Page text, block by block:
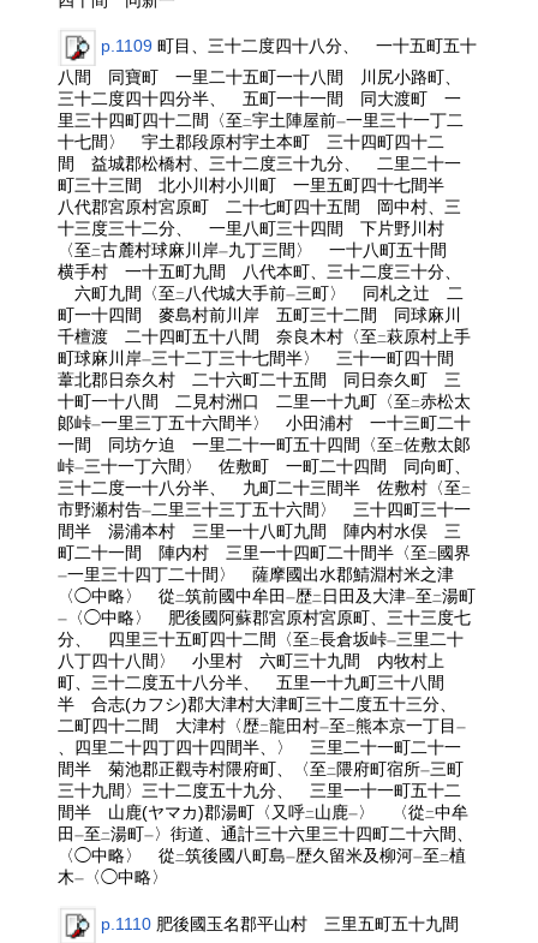
p.1109 町目、三十二度四十八分、 一十五町五十
八間 同寶町 一里二十五町一十八間 川尻小路町、
三十二度四十四分半、 五町一十一間 同大渡町 一
里三十四町四十二間〈至二宇土陣屋前一一里三十一丁二
十七間〉 宇土郡段原村宇土本町 三十四町四十二
間 益城郡松橋村、三十二度三十九分、 二里二十一
町三十三間 北小川村小川町 一里五町四十七間半
八代郡宮原村宮原町 二十七町四十五間 岡中村、三
十三度三十二分、 一里八町三十四間 下片野川村
〈至二古麓村球麻川岸一九丁三間〉 一十八町五十間
横手村 一十五町九間 八代本町、三十二度三十分、
六町九間〈至二八代城大手前一三町〉 同札之辻 二
町一十四間 麥島村前川岸 五町三十二間 同球麻川
千檀渡 二十四町五十八間 奈良木村〈至二萩原村上手
町球麻川岸一三十二丁三十七間半〉 三十一町四十間
葦北郡日奈久村 二十六町二十五間 同日奈久町 三
十町一十八間 二見村洲口 二里一十九町〈至二赤松太
郞峠一一里三丁五十六間半〉 小田浦村 一十三町二十
一間 同坊ケ迫 一里二十一町五十四間〈至二佐敷太郞
峠一三十一丁六間〉 佐敷町 一町二十四間 同向町、
三十二度一十八分半、 九町二十三間半 佐敷村〈至二
市野瀬村告一二里三十三丁五十六間〉 三十四町三十一
間半 湯浦本村 三里一十八町九間 陣内村水俣 三
町二十一間 陣内村 三里一十四町二十間半〈至二國界
一一里三十四丁二十間〉 薩摩國出水郡鯖淵村米之津
〈◯中略〉 從二筑前國中牟田一歴二 日田及大津一至二湯町
一
〈◯中略〉 肥後國阿蘇郡宮原村宮原町、三十三度七
分、 四里三十五町四十二間〈至二長倉坂峠一三里二十
八丁四十八間〉 小里村 六町三十九間 内牧村上
町、三十二度五十八分半、 五里一十九町三十八間
半 合志(カフシ)郡大津村大津町三十二度五十三分、
二町四十二間 大津村〈歴二龍田村一至二熊本京一丁目一
、四里二十四丁四十四間半、〉 三里二十一町二十一
間半 菊池郡正觀寺村隈府町、〈至二隈府町宿所一三町
三十九間〉三十二度五十九分、 三里一十一町五十二
間半 山鹿(ヤマカ)郡湯町〈又呼二山鹿一 〉 〈從二中牟
田一至二湯町一 〉街道、通計三十六里三十四町二十六間、
〈◯中略〉 從二筑後國八町島一歴久留米及柳河一至二植
木一 〈◯中略〉
p.1110 肥後國玉名郡平山村 三里五町五十九間